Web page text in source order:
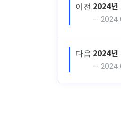
이전 2024년
다음 2024년